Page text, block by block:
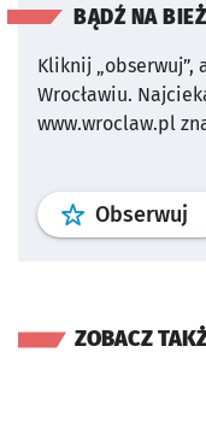
BĄDŹ NA
Kliknij „obserwuj”,
Wrocławiu.
www.wroclaw.pl
Obserwuj
ZOBACZ